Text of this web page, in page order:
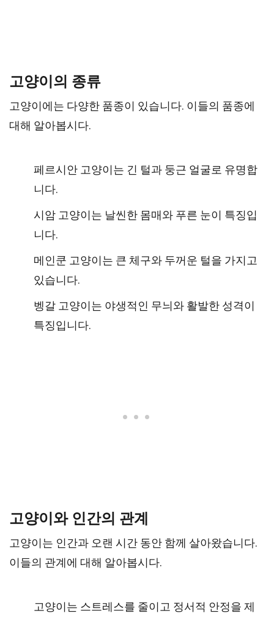
고양이의 종류
고양이에는 다양한 품종이 있습니다. 이들의 품종에
대해 알아봅시다.
페르시안 고양이는 긴 털과 둥근 얼굴로 유명합
니다.
시암 고양이는 날씬한 몸매와 푸른 눈이 특징입
니다.
메인쿤 고양이는 큰 체구와 두꺼운 털을 가지고
있습니다.
벵갈 고양이는 야생적인 무늬와 활발한 성격이
특징입니다.
고양이와 인간의 관계
고양이는 인간과 오랜 시간 동안 함께 살아왔습니다.
이들의 관계에 대해 알아봅시다.
고양이는 스트레스를 줄이고 정서적 안정을 제